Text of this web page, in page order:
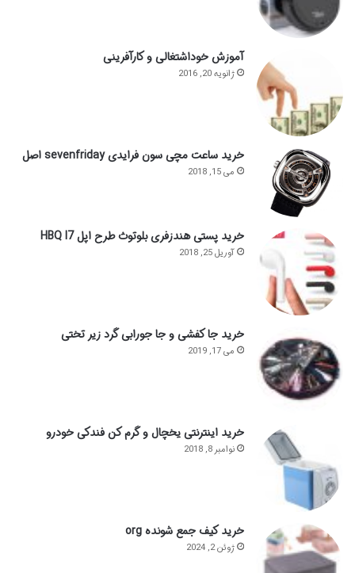
آموزش خوداشتغالی و کارآفرینی
ژانویه 20, 2016
خرید ساعت مچی سون فرایدی sevenfriday اصل
می 15, 2018
خرید پستی هندزفری بلوتوث طرح اپل HBQ I7
آوریل 25, 2018
خرید جا کفشی و جا جورابی گرد زیر تختی
می 17, 2019
خرید اینترنتی یخچال و گرم کن فندکی خودرو
نوامبر 8, 2018
خرید کیف جمع شونده org
ژوئن 2, 2024